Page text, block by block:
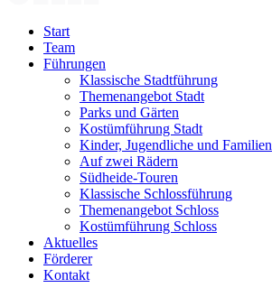
Start
Team
Führungen
Klassische Stadtführung
Themenangebot Stadt
Parks und Gärten
Kostümführung Stadt
Kinder, Jugendliche und Familien
Auf zwei Rädern
Südheide-Touren
Klassische Schlossführung
Themenangebot Schloss
Kostümführung Schloss
Aktuelles
Förderer
Kontakt